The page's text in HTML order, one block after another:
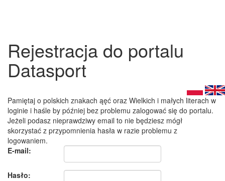
Rejestracja do portalu
Datasport
Pamiętaj o polskich znakach ąęć oraz Wielkich i małych literach w
loginie i haśle by później bez problemu zalogować się do portalu.
Jeżeli podasz nieprawdziwy email to nie będziesz mógł
skorzystać z przypomnienia hasła w razie problemu z
logowaniem.
E-mail:
Hasło: